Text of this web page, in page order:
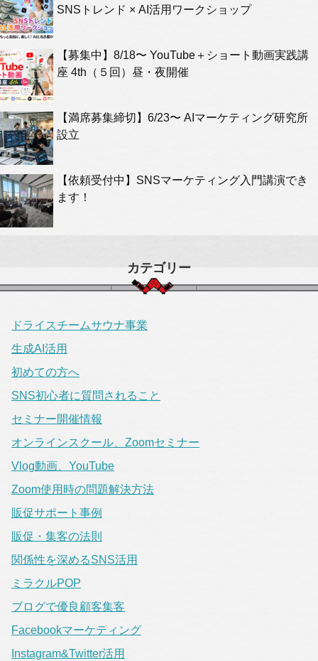
SNSトレンド × AI活用ワークショップ
【募集中】8/18〜 YouTube＋ショート動画実践講
座 4th（５回）昼・夜開催
【満席募集締切】6/23〜 AIマーケティング研究所
設立
【依頼受付中】SNSマーケティング入門講演でき
ます！
カテゴリー
ドライスチームサウナ事業
生成AI活用
初めての方へ
SNS初心者に質問されること
セミナー開催情報
オンラインスクール、Zoomセミナー
Vlog動画、YouTube
Zoom使用時の問題解決方法
販促サポート事例
販促・集客の法則
関係性を深めるSNS活用
ミラクルPOP
ブログで優良顧客集客
Facebookマーケティング
Instagram&Twitter活用